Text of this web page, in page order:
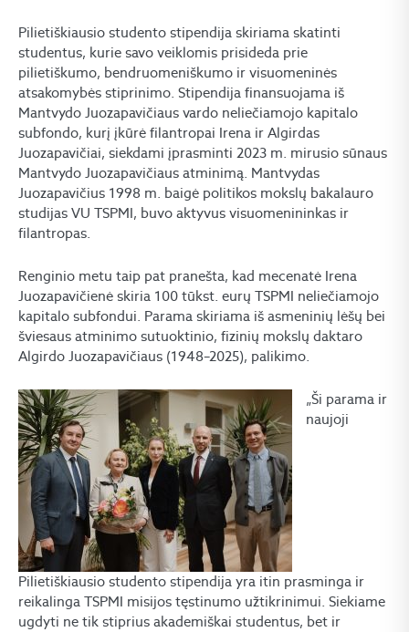
Pilietiškiausio studento stipendija skiriama skatinti
studentus, kurie savo veiklomis prisideda prie
pilietiškumo, bendruomeniškumo ir visuomeninės
atsakomybės stiprinimo. Stipendija finansuojama iš
Mantvydo Juozapavičiaus vardo neliečiamojo kapitalo
subfondo, kurį įkūrė filantropai Irena ir Algirdas
Juozapavičiai, siekdami įprasminti 2023 m. mirusio sūnaus
Mantvydo Juozapavičiaus atminimą. Mantvydas
Juozapavičius 1998 m. baigė politikos mokslų bakalauro
studijas VU TSPMI, buvo aktyvus visuomenininkas ir
filantropas.
Renginio metu taip pat pranešta, kad mecenatė Irena
Juozapavičienė skiria 100 tūkst. eurų TSPMI neliečiamojo
kapitalo subfondui. Parama skiriama iš asmeninių lėšų bei
šviesaus atminimo sutuoktinio, fizinių mokslų daktaro
Algirdo Juozapavičiaus (1948–2025), palikimo.
„Ši parama ir
naujoji
Pilietiškiausio studento stipendija yra itin prasminga ir
reikalinga TSPMI misijos tęstinumo užtikrinimui. Siekiame
ugdyti ne tik stiprius akademiškai studentus, bet ir